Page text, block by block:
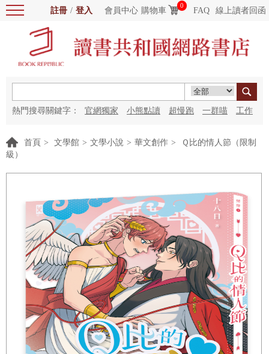
註冊 / 登入 會員中心 購物車
0
FAQ 線上讀者回函
熱門搜尋關鍵字： 官網獨家 小熊點讀 超慢跑 一群喵 工作
首頁 > 文學館 > 文學小說 > 華文創作 >
Ｑ比的情人節（限制
級）